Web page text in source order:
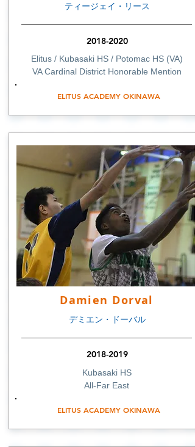
ティージェイ・リース
2018-2020
Elitus / Kubasaki HS / Potomac HS (VA)
VA Cardinal District Honorable Mention
ELITUS ACADEMY OKINAWA
Damien Dorval
デミエン・ドーバル
2018-2019
Kubasaki HS
All-Far East
ELITUS ACADEMY OKINAWA